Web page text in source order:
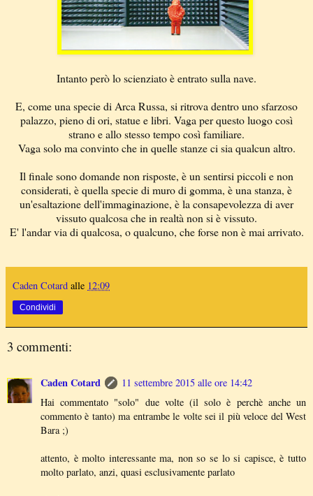
Intanto però lo scienziato è entrato sulla nave.
E, come una specie di Arca Russa, si ritrova dentro uno sfarzoso
palazzo, pieno di ori, statue e libri. Vaga per questo luogo così
strano e allo stesso tempo così familiare.
Vaga solo ma convinto che in quelle stanze ci sia qualcun altro.
Il finale sono domande non risposte, è un sentirsi piccoli e non
considerati, è quella specie di muro di gomma, è una stanza, è
un'esaltazione dell'immaginazione, è la consapevolezza di aver
vissuto qualcosa che in realtà non si è vissuto.
E' l'andar via di qualcosa, o qualcuno, che forse non è mai arrivato.
Caden Cotard alle 12:09
Condividi
3 commenti:
Caden Cotard
11 settembre 2015 alle ore 14:42
Hai commentato "solo" due volte (il solo è perchè anche un
commento è tanto) ma entrambe le volte sei il più veloce del West
Bara ;)
attento, è molto interessante ma, non so se lo si capisce, è tutto
molto parlato, anzi, quasi esclusivamente parlato